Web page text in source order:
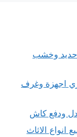
حديد وخشب
اجهزة وغرف
ودفع كاش
الاثاث